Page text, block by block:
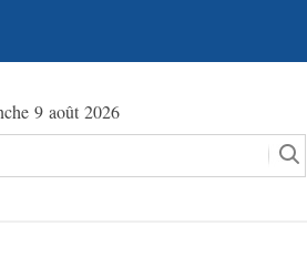
9 août 2026